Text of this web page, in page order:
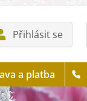
Přihlásit se
a platba